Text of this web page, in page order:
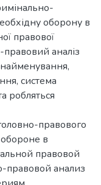
оборону в
правової
аналіз
система
робляться
правового
в
правовой
правовой анализ